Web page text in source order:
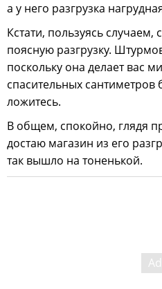
а у него разгрузка
Кстати, пользуясь
поясную разгрузку.
поскольку она делает вас
спасительных сантиметров
ложитесь.
В общем, спокойно, глядя
достаю магазин из его
так вышло на тоненькой.